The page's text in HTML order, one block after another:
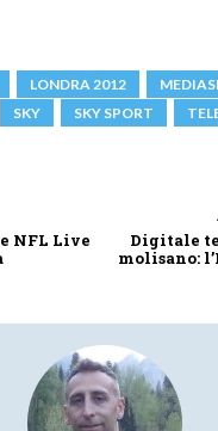
LONDRA 2012
SKY SKY SPORT
NFL Live
Digitale
molisano: